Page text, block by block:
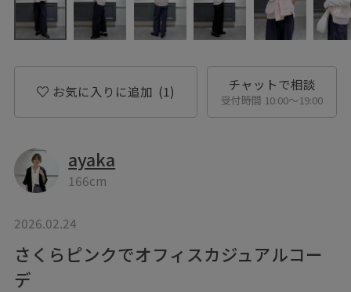
お気に入りに追加 (1) チャットで相談
受付時間 10:00〜19:00
ayaka
166cm
2026.02.24
さくらピンクでオフィスカジュアルコー
デ